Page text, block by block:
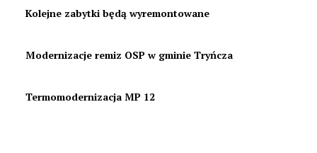
Kolejne zabytki będą wyremontowane
Modernizacje remiz OSP w gminie Tryńcza
Termomodernizacja MP 12